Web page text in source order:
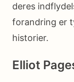
deres
forandring er
historier.
Elliot